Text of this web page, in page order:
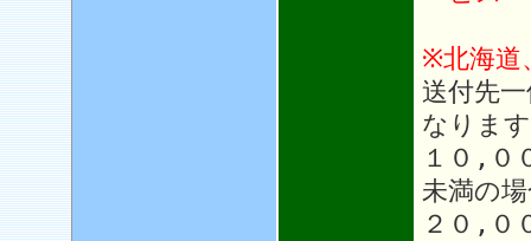
※北海道
送付先
なりま
１０,０
未満の
２０,０